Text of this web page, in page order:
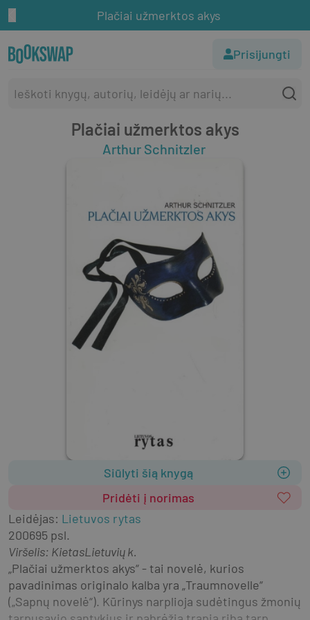
Plačiai užmerktos akys
Prisijungti
Plačiai užmerktos akys
Arthur Schnitzler
Siūlyti šią knygą
Pridėti į norimas
Leidėjas: Lietuvos rytas
200695 psl.
Viršelis: KietasLietuvių k.
„Plačiai užmerktos akys“ - tai novelė, kurios
pavadinimas originalo kalba yra „Traumnovelle“
(„Sapnų novelė“). Kūrinys narplioja sudėtingus žmonių